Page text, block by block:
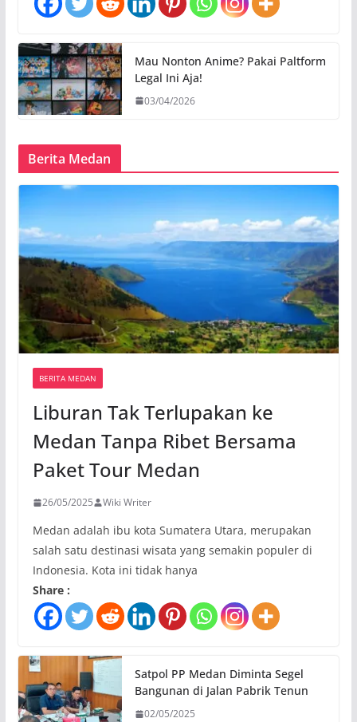
Mau Nonton Anime? Pakai Paltform
Legal Ini Aja!
03/04/2026
Berita Medan
BERITA MEDAN
Liburan Tak Terlupakan ke
Medan Tanpa Ribet Bersama
Paket Tour Medan
26/05/2025 Wiki Writer
Medan adalah ibu kota Sumatera Utara, merupakan
salah satu destinasi wisata yang semakin populer di
Indonesia. Kota ini tidak hanya
Share :
Satpol PP Medan Diminta Segel
Bangunan di Jalan Pabrik Tenun
02/05/2025